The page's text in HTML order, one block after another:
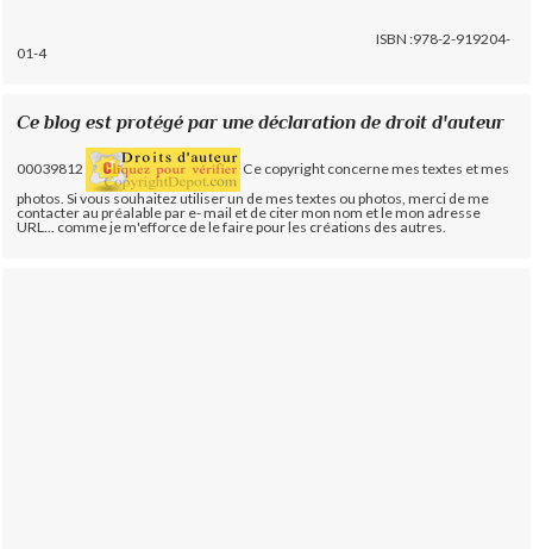
ISBN :978-2-919204-
01-4
Ce blog est protégé par une déclaration de droit d'auteur
00039812
Ce copyright concerne mes textes et mes
photos. Si vous souhaitez utiliser un de mes textes ou photos, merci de me
contacter au préalable par e- mail et de citer mon nom et le mon adresse
URL... comme je m'efforce de le faire pour les créations des autres.